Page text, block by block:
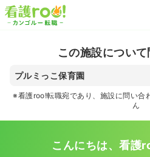
この施設につい
プルミっこ保育園
※看護roo!転職宛であり、施設に問い合
ん
こんにちは、看護